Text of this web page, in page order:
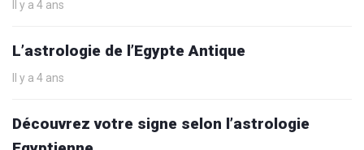
Il y a 4 ans
L’astrologie de l’Egypte Antique
Il y a 4 ans
Découvrez votre signe selon l’astrologie